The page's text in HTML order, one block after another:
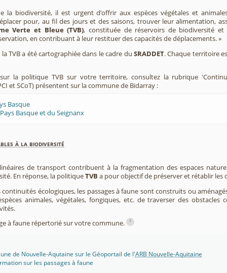
la biodiversité, il est urgent d’offrir aux espèces végétales et
pour, au fil des jours et des saisons, trouver leur alimentation,
Verte et Bleue (TVB), constituée de réservoirs de biodiversité
en contribuant à leur restituer des capacités de déplacements. »
TVB a été cartographiée dans le cadre du SRADDET. Chaque territoire
la politique TVB sur votre territoire, consultez la rubrique
et SCoT) présentent sur la commune de Bidarray :
Basque
Basque et du Seignanx
à la biodiversité
de transport contribuent à la fragmentation des espaces
En réponse, la politiqueTVB a pour objectif de préserver et rétablir les
écologiques, les passages à faune sont construits ou
animales, végétales, fongiques, etc. de traverser des
à faune répertorié sur votre commune.
i
de Nouvelle-Aqutaine sur le Géoportail de l'ARB Nouvelle-Aquitaine
sur les passages à faune